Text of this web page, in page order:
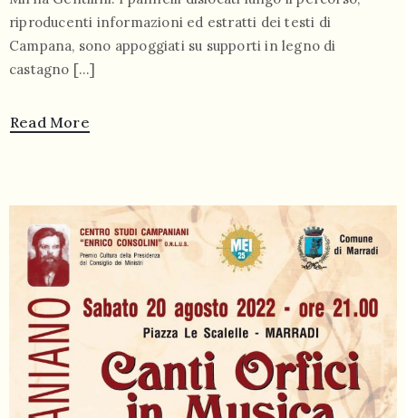
riproducenti informazioni ed estratti dei testi di
Campana, sono appoggiati su supporti in legno di
castagno […]
Read More